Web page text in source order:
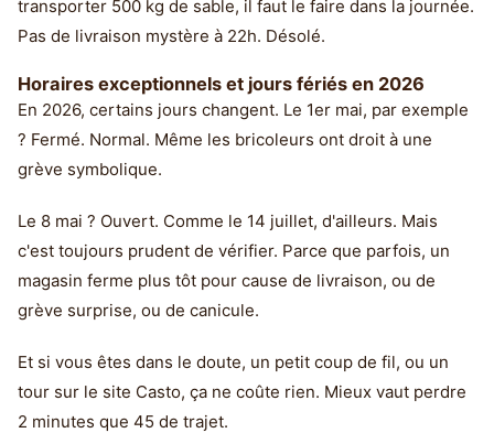
transporter 500 kg de sable, il faut le faire dans la journée.
Pas de livraison mystère à 22h. Désolé.
Horaires exceptionnels et jours fériés en 2026
En 2026, certains jours changent. Le 1er mai, par exemple
? Fermé. Normal. Même les bricoleurs ont droit à une
grève symbolique.
Le 8 mai ? Ouvert. Comme le 14 juillet, d'ailleurs. Mais
c'est toujours prudent de vérifier. Parce que parfois, un
magasin ferme plus tôt pour cause de livraison, ou de
grève surprise, ou de canicule.
Et si vous êtes dans le doute, un petit coup de fil, ou un
tour sur le site Casto, ça ne coûte rien. Mieux vaut perdre
2 minutes que 45 de trajet.